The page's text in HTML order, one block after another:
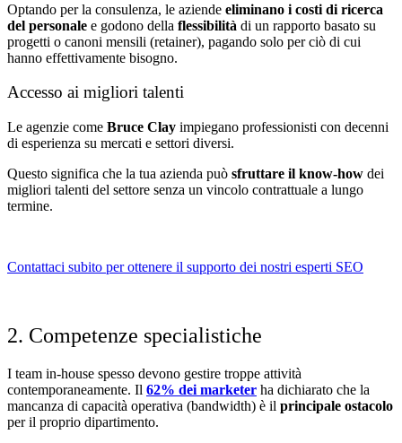
Optando per la consulenza, le aziende eliminano i costi di ricerca
del personale e godono della flessibilità di un rapporto basato su
progetti o canoni mensili (retainer), pagando solo per ciò di cui
hanno effettivamente bisogno.
Accesso ai migliori talenti
Le agenzie come Bruce Clay impiegano professionisti con decenni
di esperienza su mercati e settori diversi.
Questo significa che la tua azienda può sfruttare il know-how dei
migliori talenti del settore senza un vincolo contrattuale a lungo
termine.
Contattaci subito per ottenere il supporto dei nostri esperti SEO
2. Competenze specialistiche
I team in-house spesso devono gestire troppe attività
contemporaneamente. Il 62% dei marketer ha dichiarato che la
mancanza di capacità operativa (bandwidth) è il principale ostacolo
per il proprio dipartimento.